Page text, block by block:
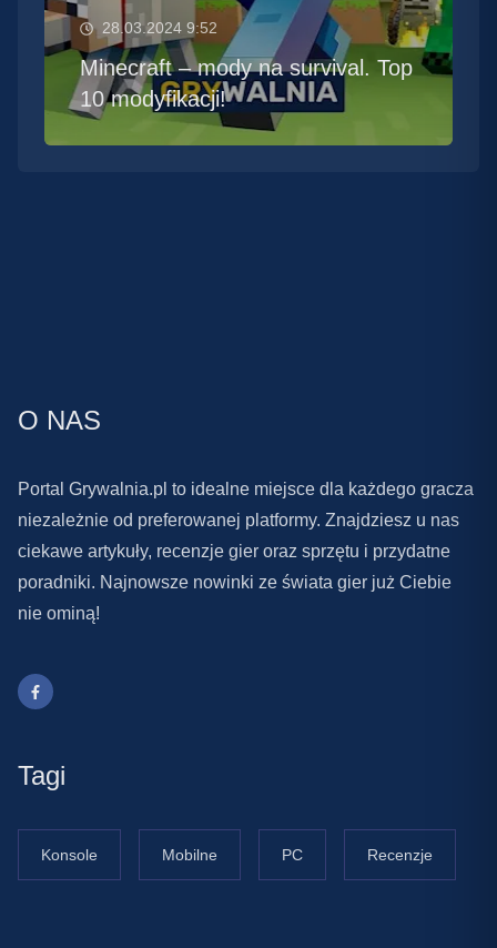
28.03.2024 9:52
Minecraft – mody na survival. Top
10 modyfikacji!
O NAS
Portal Grywalnia.pl to idealne miejsce dla każdego gracza
niezależnie od preferowanej platformy. Znajdziesz u nas
ciekawe artykuły, recenzje gier oraz sprzętu i przydatne
poradniki. Najnowsze nowinki ze świata gier już Ciebie
nie ominą!
Tagi
Konsole Mobilne PC Recenzje